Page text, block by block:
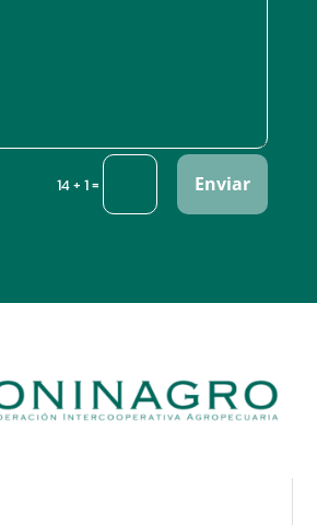
14 + 1= Enviar